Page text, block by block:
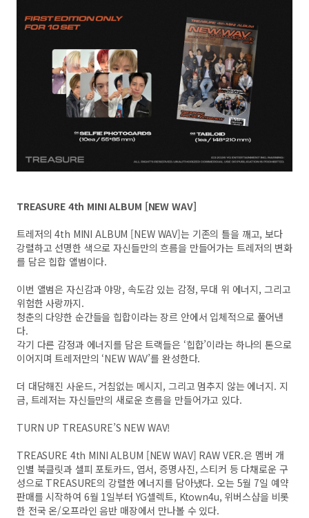
TREASURE 4th MINI ALBUM [NEW WAV]
트레저의 4th MINI ALBUM [NEW WAV]는 기존의 틀을 깨고, 보다
강렬하고 선명한 색으로 자신들만의 흐름을 만들어가는 트레저의 변화
를 담은 힙합 앨범이다.
이번 앨범은 자신감과 야망, 속도감 있는 감정, 무대 위 에너지, 그리고
위험한 사랑까지.
청춘의 다양한 순간들을 힙합이라는 장르 안에서 입체적으로 풀어낸
다.
각기 다른 감정과 에너지를 담은 트랙들은 ‘힙합’이라는 하나의 톤으로
이어지며 트레저만의 ‘NEW WAV’를 완성한다.
더 대담해진 사운드, 거침없는 메시지, 그리고 멈추지 않는 에너지. 지
금, 트레저는 자신들만의 새로운 흐름을 만들어가고 있다.
TURN UP TREASURE’S NEW WAV!
TREASURE 4th MINI ALBUM [NEW WAV] RAW VER.은 멤버 개
인별 북클릿과 셀피 포토카드, 엽서, 증명사진, 스티커 등 다채로운 구
성으로 TREASURE의 강렬한 에너지를 담아냈다. 오는 5월 7일 예약
판매를 시작하여 6월 1일부터 YG셀렉트, Ktown4u, 위버스샵을 비롯
한 전국 온/오프라인 음반 매장에서 만나볼 수 있다.